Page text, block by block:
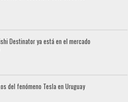
Destinator ya está en el mercado
del fenómeno Tesla en Uruguay